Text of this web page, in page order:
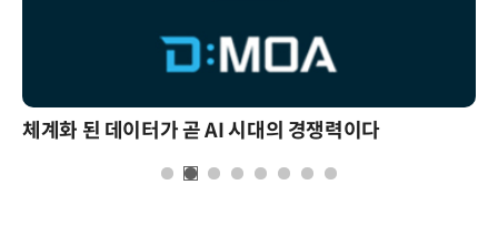
체계화 된 데이터가 곧 AI 시대의 경쟁력이다